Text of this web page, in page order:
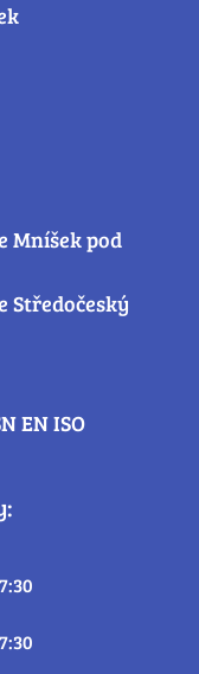
Mníšek pod
Středočeský
EN ISO